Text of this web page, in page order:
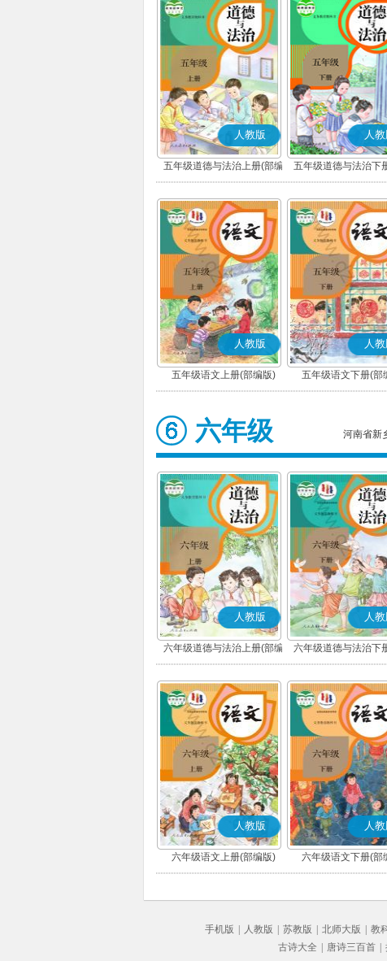
人教版
五年级道德与法治上册(部编
版)
人
五年级道德与法治下
版)
人教版
五年级语文上册(部编版)
人
五年级语文下册(部
六年级 河南省新
人教版
六年级道德与法治上册(部编
版)
人
六年级道德与法治下
版)
人教版
六年级语文上册(部编版)
人
六年级语文下册(部
手机版 人教版 苏教版 北师大版 教
古诗大全
唐诗三百首